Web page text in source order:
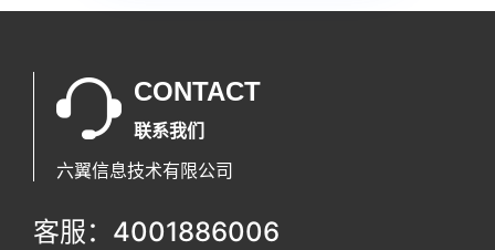
CONTACT
联系我们
六翼信息技术有限公司
客服：4001886006